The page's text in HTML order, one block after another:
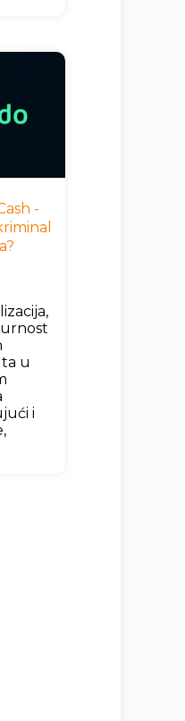
-
u
i